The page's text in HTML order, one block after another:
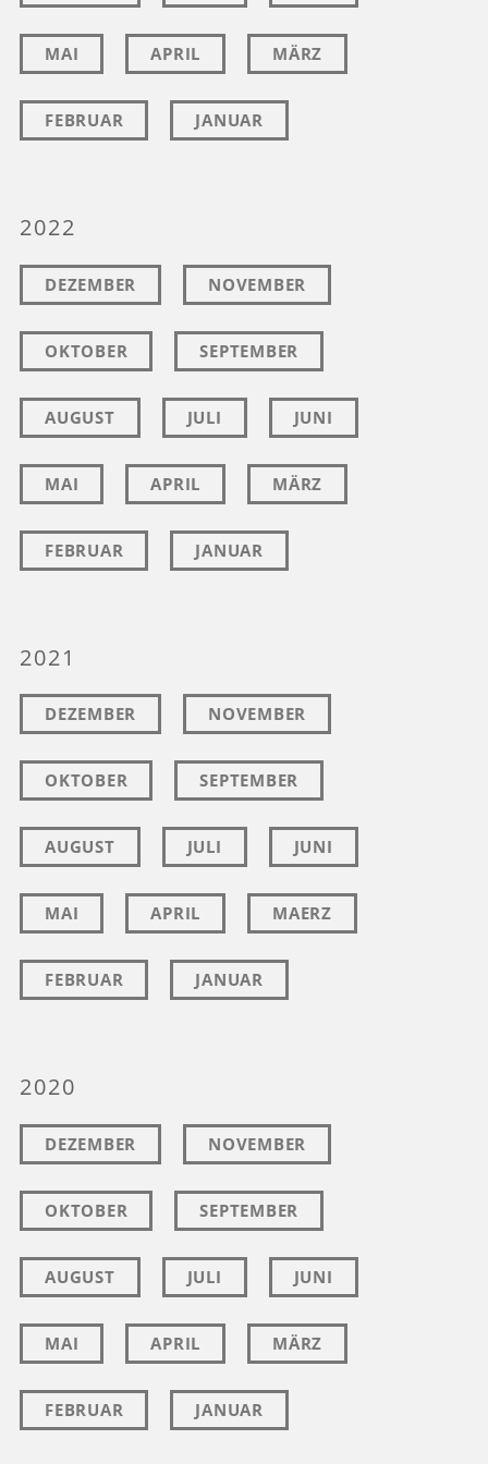
MAI APRIL MÄRZ
FEBRUAR JANUAR
2022
DEZEMBER NOVEMBER
OKTOBER SEPTEMBER
AUGUST JULI JUNI
MAI APRIL MÄRZ
FEBRUAR JANUAR
2021
DEZEMBER NOVEMBER
OKTOBER SEPTEMBER
AUGUST JULI JUNI
MAI APRIL MAERZ
FEBRUAR JANUAR
2020
DEZEMBER NOVEMBER
OKTOBER SEPTEMBER
AUGUST JULI JUNI
MAI APRIL MÄRZ
FEBRUAR JANUAR